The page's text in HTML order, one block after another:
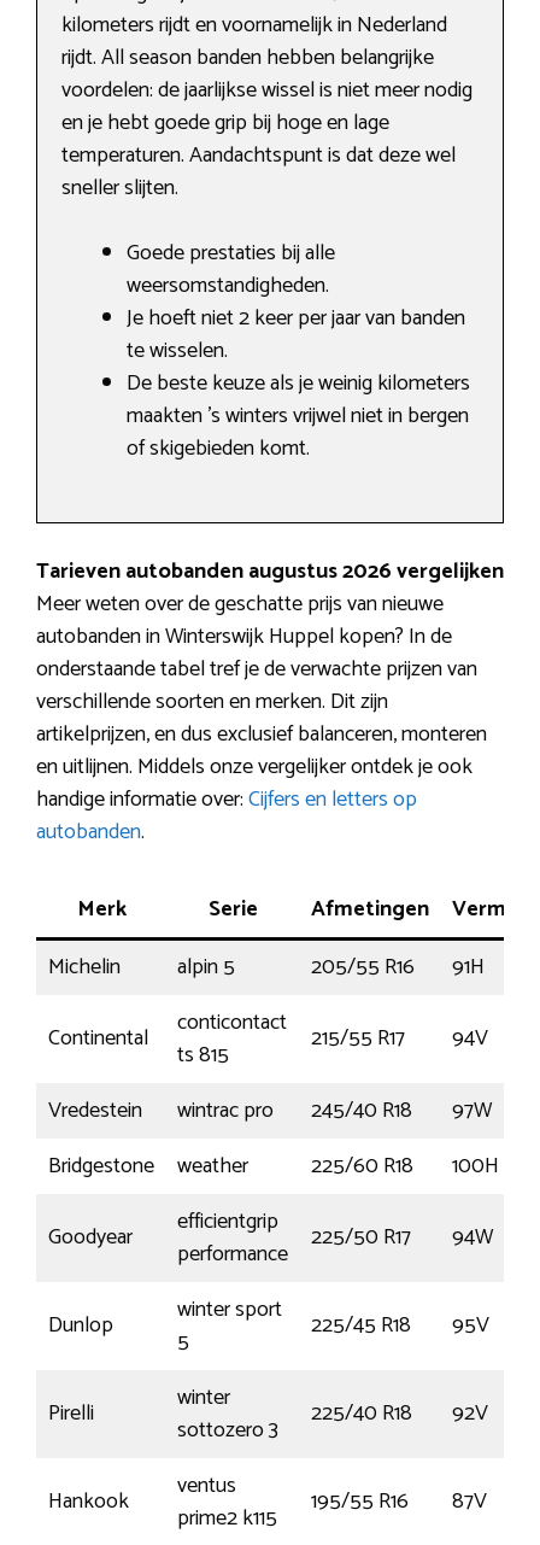
kilometers rijdt en voornamelijk in Nederland
rijdt. All season banden hebben belangrijke
voordelen: de jaarlijkse wissel is niet meer nodig
en je hebt goede grip bij hoge en lage
temperaturen. Aandachtspunt is dat deze wel
sneller slijten.
Goede prestaties bij alle
weersomstandigheden.
Je hoeft niet 2 keer per jaar van banden
te wisselen.
De beste keuze als je weinig kilometers
maakten ’s winters vrijwel niet in bergen
of skigebieden komt.
Tarieven autobanden augustus 2026 vergelijken
Meer weten over de geschatte prijs van nieuwe
autobanden in Winterswijk Huppel kopen? In de
onderstaande tabel tref je de verwachte prijzen van
verschillende soorten en merken. Dit zijn
artikelprijzen, en dus exclusief balanceren, monteren
en uitlijnen. Middels onze vergelijker ontdek je ook
handige informatie over:Cijfers en letters op
autobanden.
Merk Serie Afmetingen
Michelin
alpin 5 205/55 R16
91H
Continental
conticontact
ts 815
215/55 R17
94V
Vredestein
wintrac pro 245/40 R18
97W
Bridgestone
weather 225/60 R18
100H
Goodyear
efficientgrip
performance
225/50 R17 94W
Dunlop
winter sport
5
225/45 R18 95V
Pirelli
winter
sottozero 3
225/40 R18 92V
Hankook
ventus
prime2 k115
195/55 R16
87V